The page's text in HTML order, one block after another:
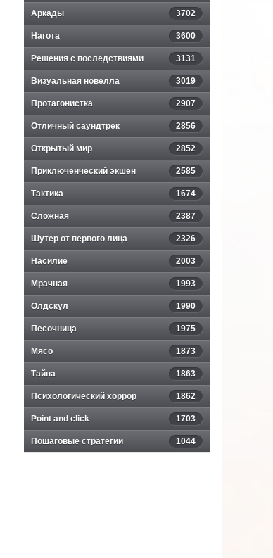
Аркады 3702
Нагота 3600
Решения с последствиями 3131
Визуальная новелла 3019
Протагонистка 2907
Отличный саундтрек 2856
Открытый мир 2852
Приключенческий экшен 2585
Тактика 1674
Сложная 2387
Шутер от первого лица 2326
Насилие 2003
Мрачная 1993
Олдскул 1990
Песочница 1975
Мясо 1873
Тайна 1863
Психологический хоррор 1862
Point and click 1703
Пошаговые стратегии 1044